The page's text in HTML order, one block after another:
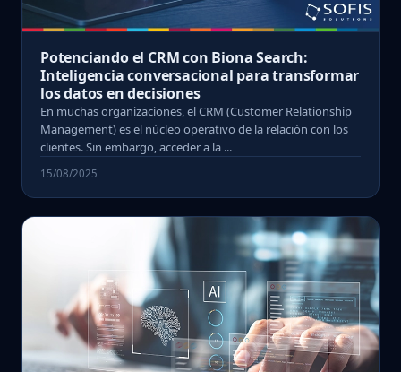
Potenciando el CRM con Biona Search:
Inteligencia conversacional para transformar
los datos en decisiones
En muchas organizaciones, el CRM (Customer Relationship
Management) es el núcleo operativo de la relación con los
clientes. Sin embargo, acceder a la ...
15/08/2025